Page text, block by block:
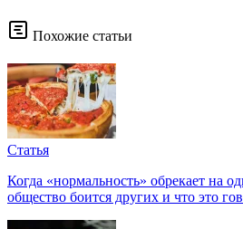
Похожие статьи
Статья
Когда «нормальность» обрекает на
общество боится других и что это